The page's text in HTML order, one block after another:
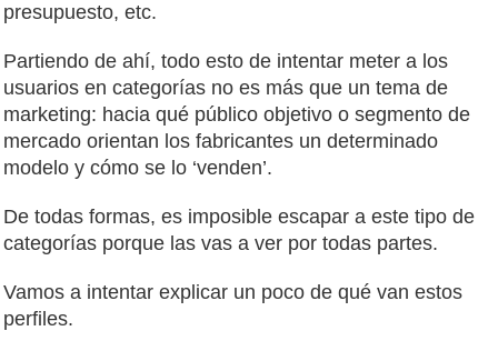
presupuesto, etc.
Partiendo de ahí, todo esto de intentar meter a los
usuarios en categorías no es más que un tema de
marketing: hacia qué público objetivo o segmento de
mercado orientan los fabricantes un determinado
modelo y cómo se lo ‘venden’.
De todas formas, es imposible escapar a este tipo de
categorías porque las vas a ver por todas partes.
Vamos a intentar explicar un poco de qué van estos
perfiles.